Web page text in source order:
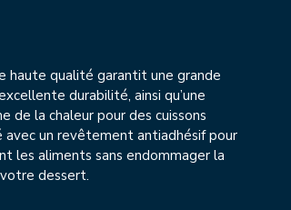
haute qualité garantit une grande
durabilité, ainsi qu’une
de la chaleur pour des cuissons
avec un revêtement antiadhésif pour
les aliments sans endommager la
dessert.